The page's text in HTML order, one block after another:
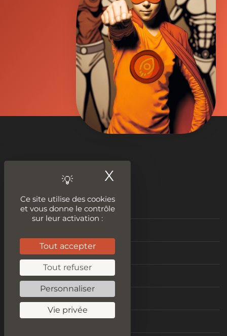
Nos outils
Tester le plagiat
Améliorer son contenu
Idées de contenus
Vitesse de chargement
Test Mobile Friendly
Ce site utilise des cookies
et vous donne le contrôle
sur leur activation :
Tout accepter
Tout refuser
Personnaliser
Vie privée
X